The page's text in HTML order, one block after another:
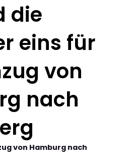
die
eins für
von
nach
von Hamburg nach